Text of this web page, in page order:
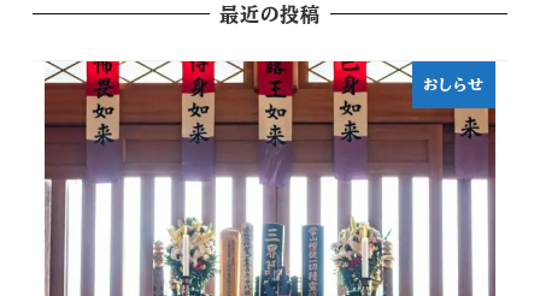
最近の投稿
おしらせ